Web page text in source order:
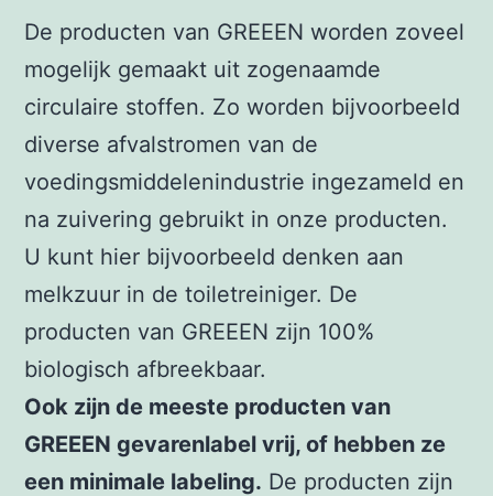
De producten van GREEEN worden zoveel
mogelijk gemaakt uit zogenaamde
circulaire stoffen. Zo worden bijvoorbeeld
diverse afvalstromen van de
voedingsmiddelenindustrie ingezameld en
na zuivering gebruikt in onze producten.
U kunt hier bijvoorbeeld denken aan
melkzuur in de toiletreiniger. De
producten van GREEEN zijn 100%
biologisch afbreekbaar.
Ook zijn de meeste producten van
GREEEN gevarenlabel vrij, of hebben ze
een minimale labeling. De producten zijn